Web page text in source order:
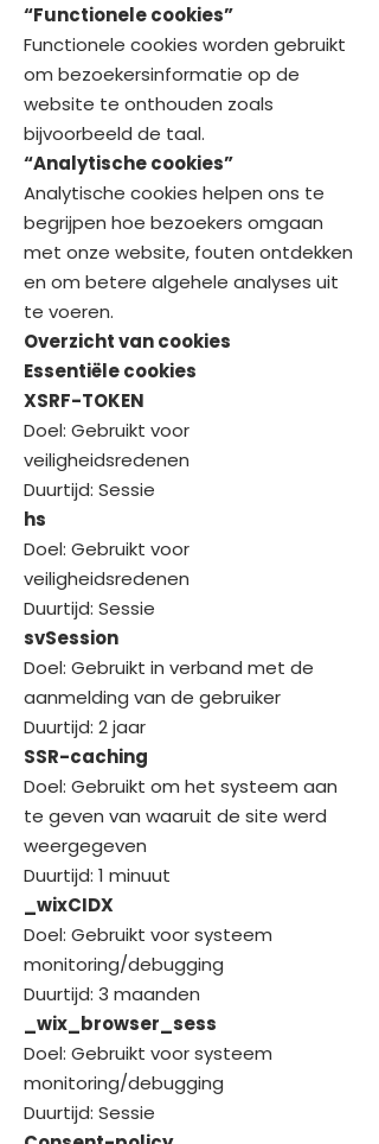
“Functionele cookies”
Functionele cookies worden gebruikt
om bezoekersinformatie op de
website te onthouden zoals
bijvoorbeeld de taal.
“Analytische cookies”
Analytische cookies helpen ons te
begrijpen hoe bezoekers omgaan
met onze website, fouten ontdekken
en om betere algehele analyses uit
te voeren.
Overzicht van cookies
Essentiële cookies
XSRF-TOKEN
Doel: Gebruikt voor
veiligheidsredenen
Duurtijd: Sessie
hs
Doel: Gebruikt voor
veiligheidsredenen
Duurtijd: Sessie
svSession
Doel: Gebruikt in verband met de
aanmelding van de gebruiker
Duurtijd: 2 jaar
SSR-caching
Doel: Gebruikt om het systeem aan
te geven van waaruit de site werd
weergegeven
Duurtijd: 1 minuut
_wixCIDX
Doel: Gebruikt voor systeem
monitoring/debugging
Duurtijd: 3 maanden
_wix_browser_sess
Doel: Gebruikt voor systeem
monitoring/debugging
Duurtijd: Sessie